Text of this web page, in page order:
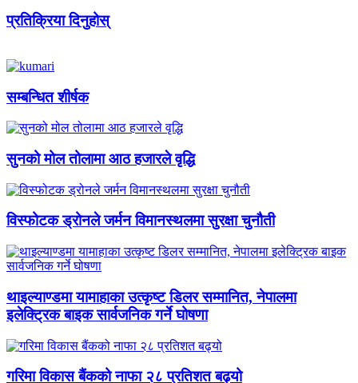
प्रतिक्रिया दिनुहोस्
सम्बन्धित शीर्षक
सुनको मोल तोलामा आठ हजारले वृद्धि
विस्फोटक ड्रोनले जर्मन विमानस्थलमा सुरक्षा चुनौती
थाइल्याण्डमा यामाहाका उत्कृष्ट डिलर सम्मानित, नेपालमा
इलेक्ट्रिक बाइक सार्वजनिक गर्ने घोषणा
गरिमा विकास बैंकको नाफा २८ प्रतिशत बढ्यो